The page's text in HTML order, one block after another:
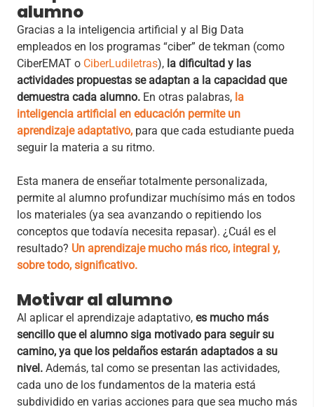
alumno
Gracias a la inteligencia artificial y al Big Data
empleados en los programas “ciber” de tekman (como
CiberEMAT o CiberLudiletras), la dificultad y las
actividades propuestas se adaptan a la capacidad que
demuestra cada alumno. En otras palabras, la
inteligencia artificial en educación permite un
aprendizaje adaptativo, para que cada estudiante pueda
seguir la materia a su ritmo.
Esta manera de enseñar totalmente personalizada,
permite al alumno profundizar muchísimo más en todos
los materiales (ya sea avanzando o repitiendo los
conceptos que todavía necesita repasar). ¿Cuál es el
resultado? Un aprendizaje mucho más rico, integral y,
sobre todo, significativo.
Motivar al alumno
Al aplicar el aprendizaje adaptativo, es mucho más
sencillo que el alumno siga motivado para seguir su
camino, ya que los peldaños estarán adaptados a su
nivel. Además, tal como se presentan las actividades,
cada uno de los fundamentos de la materia está
subdividido en varias acciones para que sea mucho más